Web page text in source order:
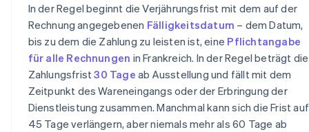
In der Regel beginnt die Verjährungsfrist mit dem auf der
Rechnung angegebenen Fälligkeitsdatum – dem Datum,
bis zu dem die Zahlung zu leisten ist, eine Pflichtangabe
für alle Rechnungen in Frankreich. In der Regel beträgt die
Zahlungsfrist30 Tage ab Ausstellung und fällt mit dem
Zeitpunkt des Wareneingangs oder der Erbringung der
Dienstleistung zusammen. Manchmal kann sich die Frist auf
45 Tage verlängern, aber niemals mehr als 60 Tage ab